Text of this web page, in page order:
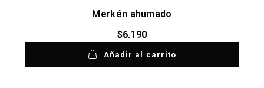
Merkén ahumado
$6.190
Añadir al carrito